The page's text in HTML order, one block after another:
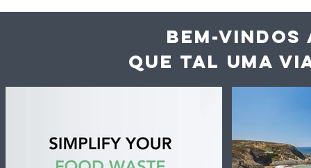
BEM-VINDOS
QUE TAL UMA